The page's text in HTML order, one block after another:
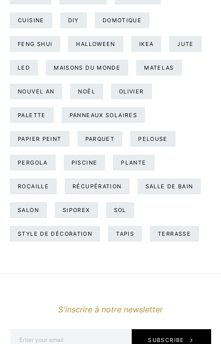
CUISINE DIY DOMOTIQUE
FENG SHUI HALLOWEEN IKEA JUTE
LED MAISONS DU MONDE MATELAS
NOUVEL AN NOËL OLIVIER
PALETTE PANNEAUX SOLAIRES
PAPIER PEINT PARQUET PELOUSE
PERGOLA PISCINE PLANTE
ROCAILLE RÉCUPÉRATION SALLE DE BAIN
SALON SIPOREX SOL
STYLE DE DÉCORATION TAPIS TERRASSE
S'inscrire à notre newsletter
SUBSCRIBE